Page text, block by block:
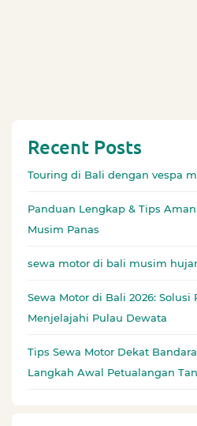
Recent Posts
Touring di Bali dengan vespa
Panduan Lengkap & Tips
Musim Panas
sewa motor di bali musim
Sewa Motor di Bali 2026:
Menjelajahi Pulau Dewata
Tips Sewa Motor Dekat
Langkah Awal Petualangan